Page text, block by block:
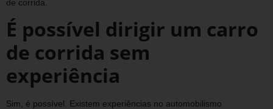
de corrida.
É possível dirigir um carro
de corrida sem
experiência
Sim, é possível. Existem experiências no automobilismo